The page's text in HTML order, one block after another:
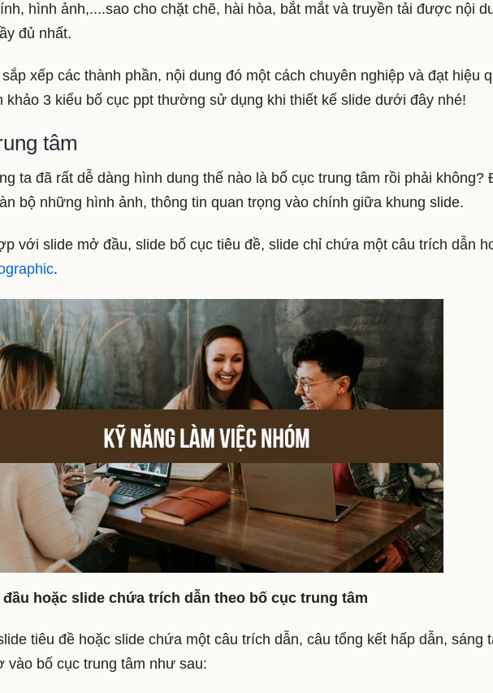
hình ảnh,....sao cho chặt chẽ, hài hòa, bắt mắt và truyền tải được nội
đủ nhất.
xếp các thành phần, nội dung đó một cách chuyên nghiệp và đạt hiệu
khảo 3 kiểu bố cục ppt thường sử dụng khi thiết kế slide dưới đây nhé!
tâm
ta đã rất dễ dàng hình dung thế nào là bố cục trung tâm rồi phải không?
bộ những hình ảnh, thông tin quan trọng vào chính giữa khung slide.
với slide mở đầu, slide bố cục tiêu đề, slide chỉ chứa một câu trích dẫn
.
hoặc slide chứa trích dẫn theo bố cục trung tâm
tiêu đề hoặc slide chứa một câu trích dẫn, câu tổng kết hấp dẫn, sáng
vào bố cục trung tâm như sau: